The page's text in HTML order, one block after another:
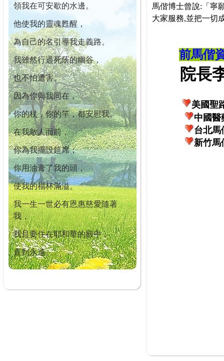
領我在可安歇的水邊。
他使我的靈魂甦醒，
為自己的名引導我走義路。
我雖然行過死蔭的幽谷，
也不怕遭害。
因為你與我同在，
你的杖，你的竿，都安慰我。
在我敵人面前，
你為我擺設筵席；
你用油膏了我的頭，
使我的福杯滿溢。
我一生一世必有恩惠慈愛隨著
我，
我且要住在耶和華的殿中，
直到永遠。
馬偕博士曾說:「寧
大家服務,並把一切
前馬偕
院長李
美國聖
中國醫
台北馬
新竹馬